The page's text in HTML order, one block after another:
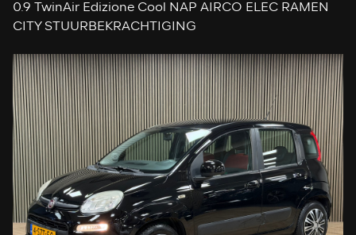
0.9 TwinAir Edizione Cool NAP AIRCO ELEC RAMEN
CITY STUURBEKRACHTIGING